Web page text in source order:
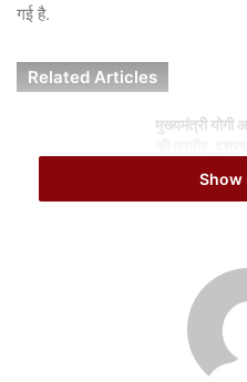
गई है.
Related Articles
मुख्यमंत्री योगी
August 10,
August 10,
Show